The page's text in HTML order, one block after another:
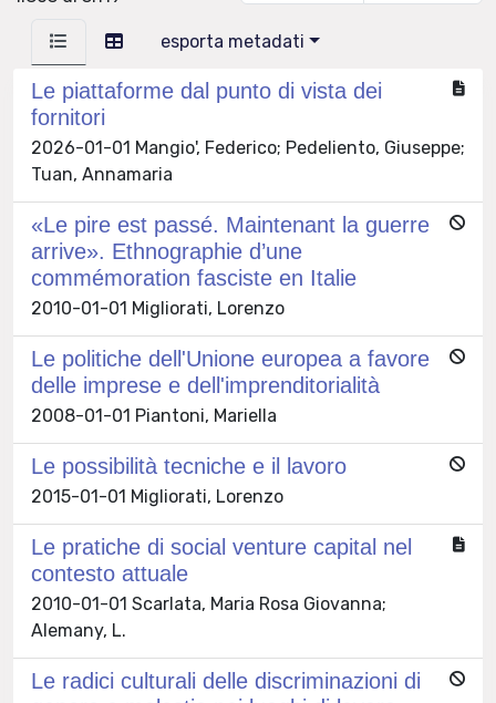
esporta metadati
Le piattaforme dal punto di vista dei
fornitori
2026-01-01 Mangio', Federico; Pedeliento, Giuseppe;
Tuan, Annamaria
«Le pire est passé. Maintenant la guerre
arrive». Ethnographie d’une
commémoration fasciste en Italie
2010-01-01 Migliorati, Lorenzo
Le politiche dell'Unione europea a favore
delle imprese e dell'imprenditorialità
2008-01-01 Piantoni, Mariella
Le possibilità tecniche e il lavoro
2015-01-01 Migliorati, Lorenzo
Le pratiche di social venture capital nel
contesto attuale
2010-01-01 Scarlata, Maria Rosa Giovanna;
Alemany, L.
Le radici culturali delle discriminazioni di